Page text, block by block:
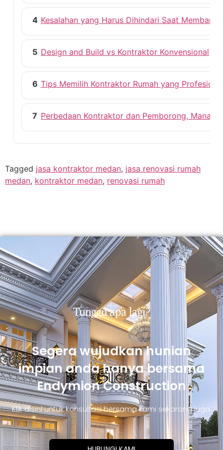
4 Kesalahan yang Harus Dihindari Saat
5 Design and Build vs Kontraktor Konvensional
6 Tips Memilih Kontraktor Rumah yang
7 Perbedaan Kontraktor dan Pemborong, Mana
Tagged jasa kontraktor medan, jasa renovasi rumah
medan, kontraktor medan, renovasi rumah
Tunggu apa lagi?
Segera wujudkan hunian
impian anda hanya bersama
Endymion Construction
Klik disini untuk konsultasi bersama kami sekarang juga.